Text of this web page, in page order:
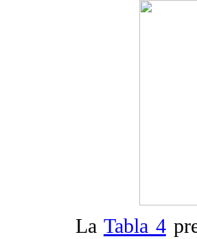
La Tabla 4